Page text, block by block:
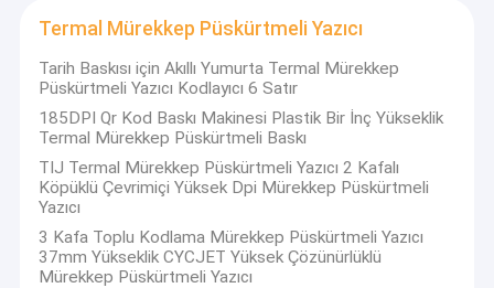
Termal Mürekkep Püskürtmeli Yazıcı
Tarih Baskısı için Akıllı Yumurta Termal Mürekkep
Püskürtmeli Yazıcı Kodlayıcı 6 Satır
185DPI Qr Kod Baskı Makinesi Plastik Bir İnç Yükseklik
Termal Mürekkep Püskürtmeli Baskı
TIJ Termal Mürekkep Püskürtmeli Yazıcı 2 Kafalı
Köpüklü Çevrimiçi Yüksek Dpi Mürekkep Püskürtmeli
Yazıcı
3 Kafa Toplu Kodlama Mürekkep Püskürtmeli Yazıcı
37mm Yükseklik CYCJET Yüksek Çözünürlüklü
Mürekkep Püskürtmeli Yazıcı